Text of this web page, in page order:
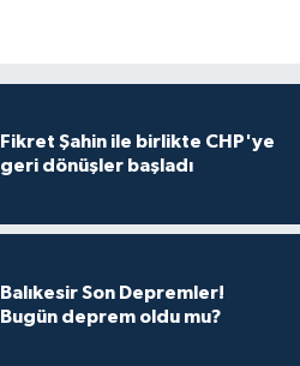
Fikret Şahin ile birlikte CHP'ye
geri dönüşler başladı
Balıkesir Son Depremler!
Bugün deprem oldu mu?